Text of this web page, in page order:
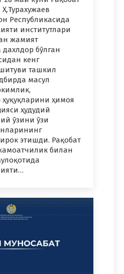
Республикасида
институтлари
жамият
бўлган
кенг
ташкил
масул
ҳимоя
ҳудудий
ўзини ўзи
этишди. Рақобат
билан